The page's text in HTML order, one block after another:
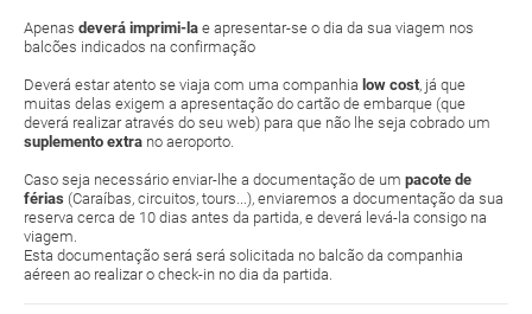
Apenas deverá imprimi-la e apresentar-se o dia da sua viagem nos
balcões indicados na confirmação
Deverá estar atento se viaja com uma companhia low cost, já que
muitas delas exigem a apresentação do cartão de embarque (que
deverá realizar através do seu web) para que não lhe seja cobrado um
suplemento extra no aeroporto.
Caso seja necessário enviar-lhe a documentação de um pacote de
férias (Caraíbas, circuitos, tours...), enviaremos a documentação da sua
reserva cerca de 10 dias antes da partida, e deverá levá-la consigo na
viagem.
Esta documentação será será solicitada no balcão da companhia
aéreen ao realizar o check-in no dia da partida.